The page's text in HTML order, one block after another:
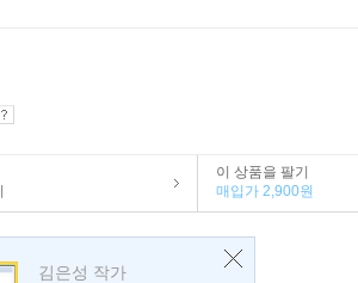
이 상품을 팔기
매입가 2,900원
김은성 작가